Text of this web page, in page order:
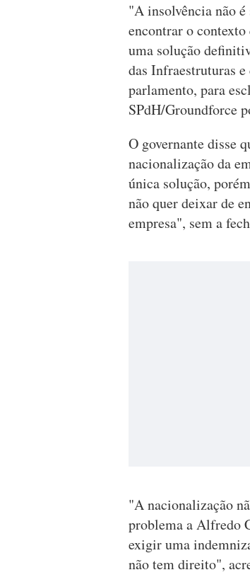
"A insolvência não
encontrar o
uma solução
das Infraestruturas
parlamento, para
SPdH/Groundforce
O governante disse
nacionalização da
única solução,
não quer deixar de
empresa", sem a
"A nacionalização
problema a Alfredo
exigir uma
não tem direito",